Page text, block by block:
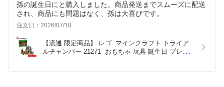
孫の誕生日にと購入しました。商品発送までスムーズに配送
され、商品にも問題はなく、孫は大喜びです。
注文日：2026/07/18
【流通 限定商品】 レゴ  マインクラフト トライア
ルチャンバー 21271  おもちゃ 玩具 誕生日 プレゼ